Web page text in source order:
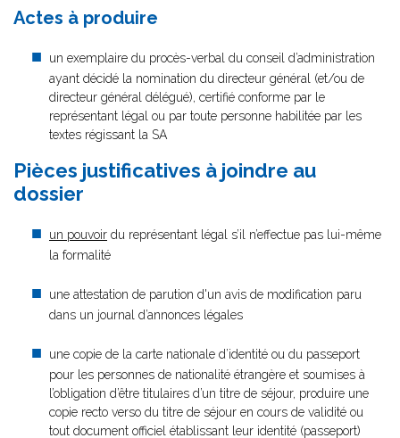
Actes à produire
un exemplaire du procès-verbal du conseil d’administration
ayant décidé la nomination du directeur général (et/ou de
directeur général délégué), certifié conforme par le
représentant légal ou par toute personne habilitée par les
textes régissant la SA
Pièces justificatives à joindre au
dossier
un pouvoir du représentant légal s’il n’effectue pas lui-même
la formalité
une attestation de parution d'un avis de modification paru
dans un journal d’annonces légales
une copie de la carte nationale d’identité ou du passeport
pour les personnes de nationalité étrangère et soumises à
l’obligation d’être titulaires d’un titre de séjour, produire une
copie recto verso du titre de séjour en cours de validité ou
tout document officiel établissant leur identité (passeport)